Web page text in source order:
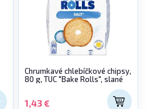
Chrumkavé chlebíčkové chipsy,
80 g, TUC "Bake Rolls", slané
1,43 €